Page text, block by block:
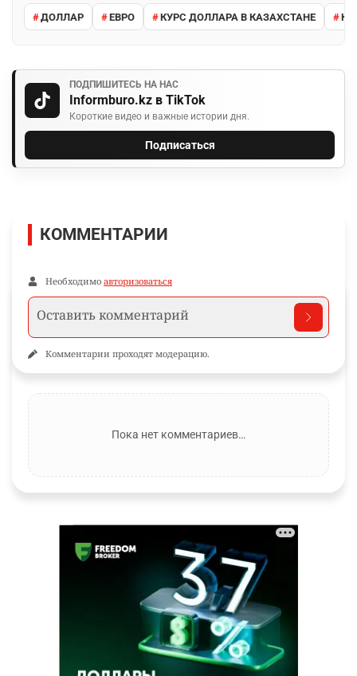
ДОЛЛАР ЕВРО КУРС ДОЛЛАРА В КАЗАХСТАНЕ
ПОДПИШИТЕСЬ НА НАС
Informburo.kz в TikTok
Короткие видео и важные истории дня.
Подписаться
КОММЕНТАРИИ
Необходимо авторизоваться
Комментарии проходят модерацию.
Пока нет комментариев…